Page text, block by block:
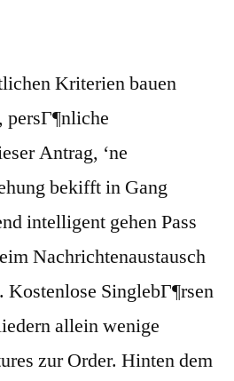
Kriterien bauen
persГ¶nliche
Antrag, ‘ne
bekifft in Gang
intelligent gehen Pass
Nachrichtenaustausch
Kostenlose SinglebГ¶rsen
allein wenige
zur Order. Hinten dem